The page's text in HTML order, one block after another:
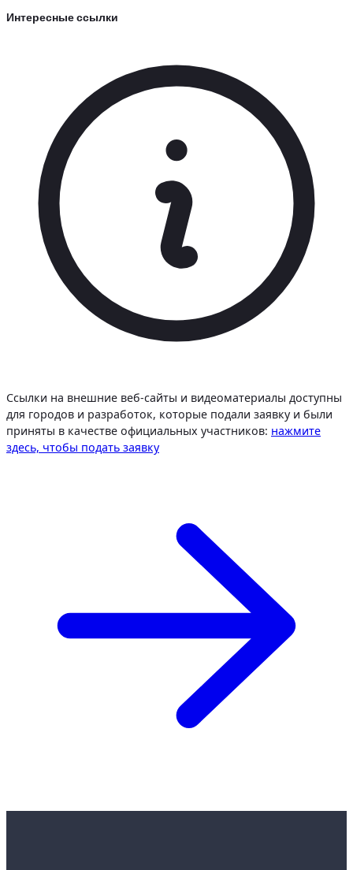
Интересные ссылки
Ссылки на внешние веб-сайты и видеоматериалы доступны
для городов и разработок, которые подали заявку и были
приняты в качестве официальных участников: нажмите
здесь, чтобы подать заявку